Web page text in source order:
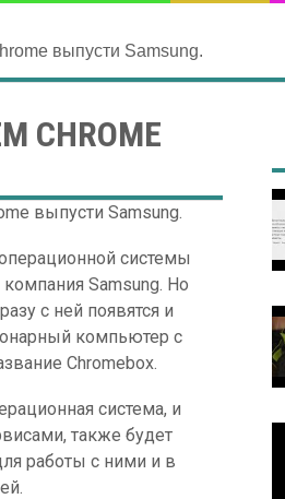
выпусти Samsung.
выпусти Samsung.
системы
компания Samsung. Но
с ней появятся и
компьютер с
Chromebox.
система, и
также будет
работы с ними и в